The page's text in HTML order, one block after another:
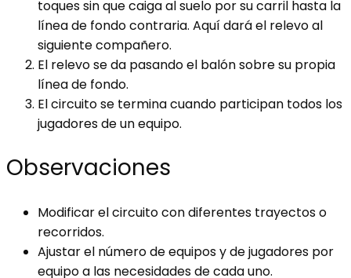
toques sin que caiga al suelo por su carril hasta la
línea de fondo contraria. Aquí dará el relevo al
siguiente compañero.
El relevo se da pasando el balón sobre su propia
línea de fondo.
El circuito se termina cuando participan todos los
jugadores de un equipo.
Observaciones
Modificar el circuito con diferentes trayectos o
recorridos.
Ajustar el número de equipos y de jugadores por
equipo a las necesidades de cada uno.